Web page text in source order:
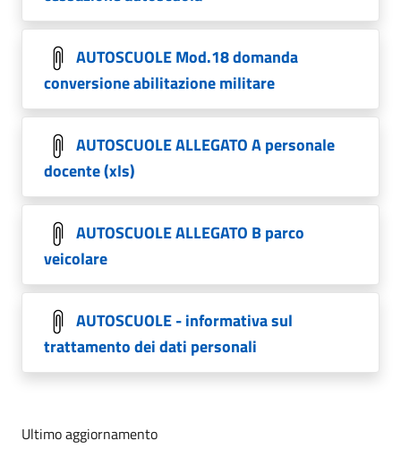
AUTOSCUOLE Mod.18 domanda
conversione abilitazione militare
AUTOSCUOLE ALLEGATO A personale
docente (xls)
AUTOSCUOLE ALLEGATO B parco
veicolare
AUTOSCUOLE - informativa sul
trattamento dei dati personali
Ultimo aggiornamento